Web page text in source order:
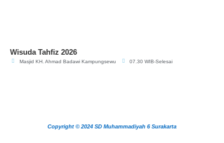
Wisuda Tahfiz 2026
Masjid KH. Ahmad Badawi Kampungsewu 07.30 WIB-Selesai
Copyright © 2024 SD Muhammadiyah 6 Surakarta